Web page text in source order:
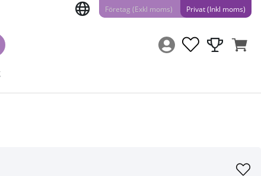
Företag (Exkl moms) Privat (Inkl moms)